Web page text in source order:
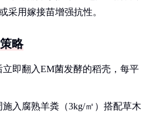
采用嫁接苗增强抗性。
略
立即翻入EM菌发酵的稻壳，每平
施入腐熟羊粪（3kg/㎡）搭配草木